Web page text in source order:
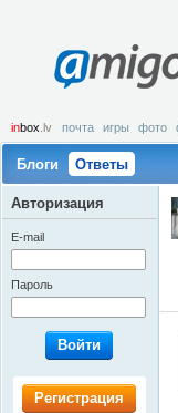
inbox .lv почта игры фото
Блоги Ответы
Авторизация
E-mail
Пароль
Войти
Регистрация